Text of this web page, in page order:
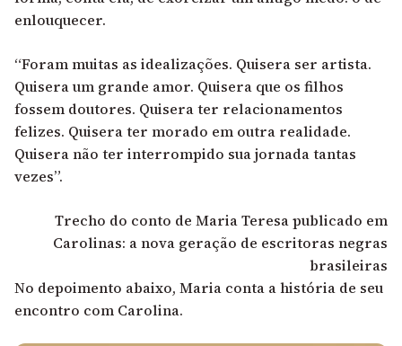
enlouquecer.
“Foram muitas as idealizações. Quisera ser artista.
Quisera um grande amor. Quisera que os filhos
fossem doutores. Quisera ter relacionamentos
felizes. Quisera ter morado em outra realidade.
Quisera não ter interrompido sua jornada tantas
vezes”.
Trecho do conto de Maria Teresa publicado em
Carolinas: a nova geração de escritoras negras
brasileiras
No depoimento abaixo, Maria conta a história de seu
encontro com Carolina.